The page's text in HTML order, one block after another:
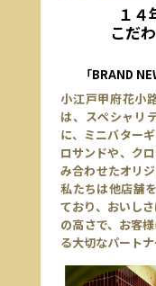
１４
こだ
「BRAND
小江戸甲府花小
は、スペシャリ
に、ミニバター
ロサンドや、ク
み合わせたオリ
私たちは他店舗
ており、おいし
の高さで、お客
る大切なパートナ